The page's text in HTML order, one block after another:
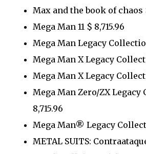
Max and the book of chaos
Mega Man 11 $ 8,715.96
Mega Man Legacy
Mega Man X Legacy
Mega Man X Legacy
Mega Man Zero/ZX Legacy
8,715.96
Mega Man® Legacy
METAL SUITS: